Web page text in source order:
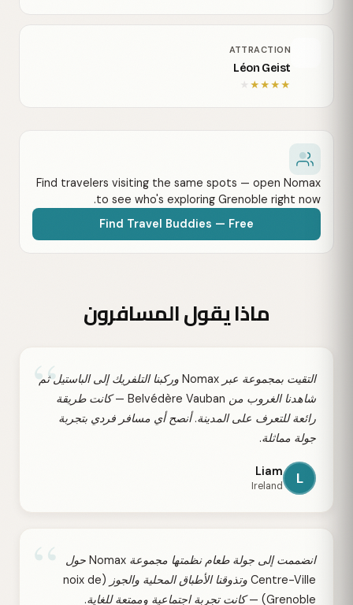
ATTRACTION
Léon Geist
★
★
★
★
★
Find travelers visiting the same spots — open Nomax
to see who's exploring Grenoble right now.
Find Travel Buddies — Free
ماذا يقول المسافرون
“
التقيت بمجموعة عبر Nomax وركبنا التلفريك إلى الباستيل ثم
شاهدنا الغروب من Belvédère Vauban — كانت طريقة
رائعة للتعرف على المدينة. أنصح أي مسافر فردي بتجربة
جولة مماثلة.
L
Liam
Ireland
“
انضممت إلى جولة طعام نظمتها مجموعة Nomax حول
Centre-Ville وتذوقنا الأطباق المحلية والجوز (noix de
Grenoble) — كانت تجربة اجتماعية وممتعة للغاية.